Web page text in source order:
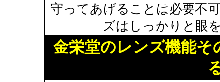
守ってあげることは必要不
ズはしっかりと眼
金栄堂のレンズ機能そ